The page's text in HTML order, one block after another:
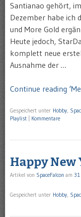
Santianao gehört,
Dezember habe ich
und More Gold
Heute jedoch,
komplett neue
Ausnahme der …
Continue reading
Gespeichert unter Hobby,
Playlist
Kommentare
Happy New
Artikel von SpaceFalcon am 31
Gespeichert unter Hobby,